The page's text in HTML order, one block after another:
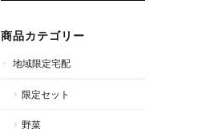
商品カテゴリー
地域限定宅配
限定セット
野菜